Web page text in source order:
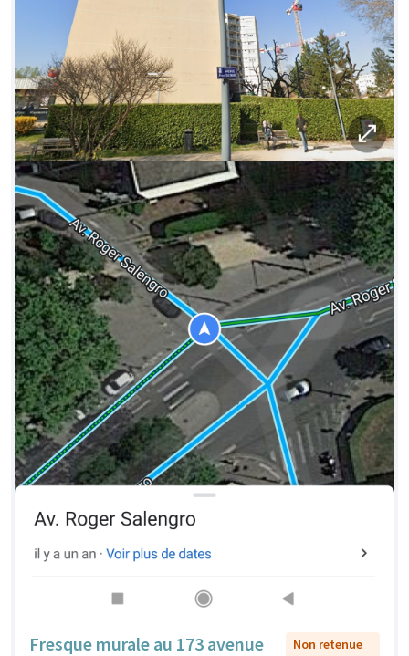
Fresque murale au 173 avenue
Non retenue